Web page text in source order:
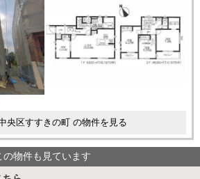
央区すすきの町 の物件を見る
の物件も見ています